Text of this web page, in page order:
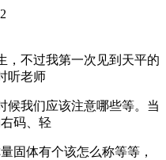
不过我第一次见到天平的
听老师
候我们应该注意哪些等。当
码、轻
固体有个该怎么称等等，